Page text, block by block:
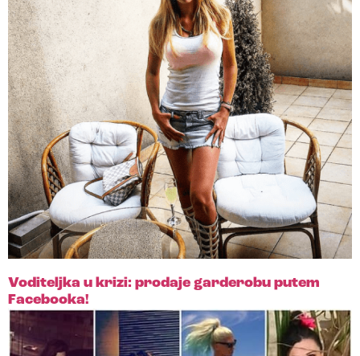
Voditeljka u krizi: prodaje garderobu putem
Facebooka!